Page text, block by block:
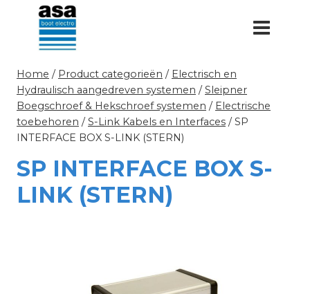
Doorgaan
inhoud
Home / Product categorieën / Electrisch en
Hydraulisch aangedreven systemen / Sleipner
Boegschroef & Hekschroef systemen / Electrische
toebehoren / S-Link Kabels en Interfaces / SP
INTERFACE BOX S-LINK (STERN)
SP INTERFACE BOX S-
LINK (STERN)